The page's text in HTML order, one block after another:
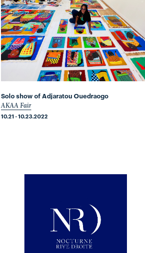
Solo show of Adjaratou Ouedraogo
AKAA Fair
10.21 - 10.23.2022